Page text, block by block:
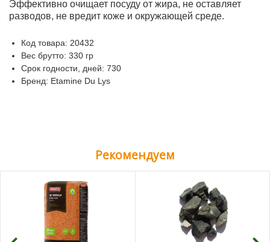
Эффективно очищает посуду от жира, не оставляет
разводов, не вредит коже и окружающей среде.
Код товара: 20432
Вес брутто: 330 гр
Срок годности, дней: 730
Бренд: Etamine Du Lys
Рекомендуем